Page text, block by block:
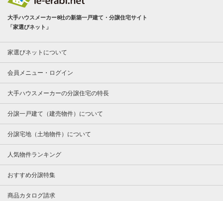
大手ハウスメーカー8社の新築一戸建て・分譲住宅サイト
「家選びネット」
家選びネットについて
会員メニュー・ログイン
大手ハウスメーカーの分譲住宅の特長
分譲一戸建て（建売物件）について
分譲宅地（土地物件）について
人気物件ランキング
おすすめ分譲特集
商品カタログ請求